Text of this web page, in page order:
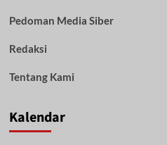
Pedoman Media Siber
Redaksi
Tentang Kami
Kalendar